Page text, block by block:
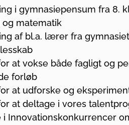
i gymnasiepensum fra 8.
og matematik
af bl.a. lærer fra gymnasiet
at vokse både fagligt og
forløb
at udforske og
at deltage i vores
i Innovationskonkurrencer